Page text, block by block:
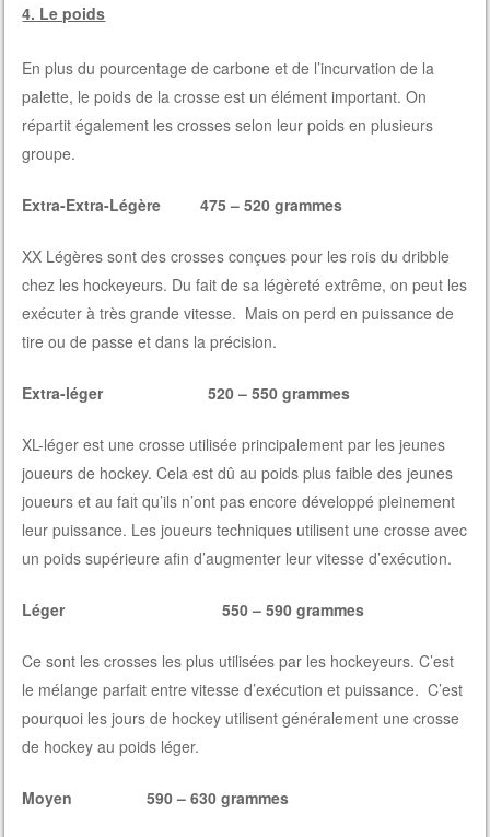
4. Le poids
En plus du pourcentage de carbone et de l’incurvation de la
palette, le poids de la crosse est un élément important. On
répartit également les crosses selon leur poids en plusieurs
groupe.
Extra-Extra-Légère 475 – 520 grammes
XX Légères sont des crosses conçues pour les rois du dribble
chez les hockeyeurs. Du fait de sa légèreté extrême, on peut les
exécuter à très grande vitesse. Mais on perd en puissance de
tire ou de passe et dans la précision.
Extra-léger 520 – 550 grammes
XL-léger est une crosse utilisée principalement par les jeunes
joueurs de hockey. Cela est dû au poids plus faible des jeunes
joueurs et au fait qu’ils n’ont pas encore développé pleinement
leur puissance. Les joueurs techniques utilisent une crosse avec
un poids supérieure afin d’augmenter leur vitesse d’exécution.
Léger 550 – 590 grammes
Ce sont les crosses les plus utilisées par les hockeyeurs. C’est
le mélange parfait entre vitesse d’exécution et puissance. C’est
pourquoi les jours de hockey utilisent généralement une crosse
de hockey au poids léger.
Moyen 590 – 630 grammes